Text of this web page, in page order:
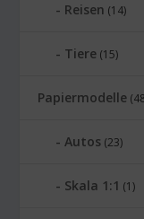
Reisen (14)
Tiere (15)
Papiermodelle
Autos (23)
Skala 1:1 (1)